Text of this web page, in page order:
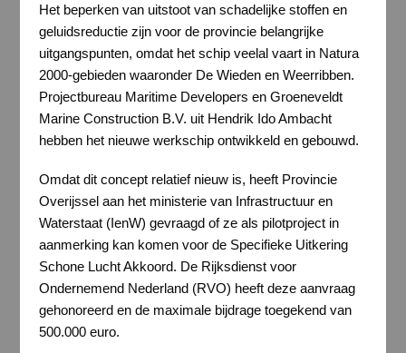
Het beperken van uitstoot van schadelijke stoffen en
geluidsreductie zijn voor de provincie belangrijke
uitgangspunten, omdat het schip veelal vaart in Natura
2000-gebieden waaronder De Wieden en Weerribben.
Projectbureau Maritime Developers en Groeneveldt
Marine Construction B.V. uit Hendrik Ido Ambacht
hebben het nieuwe werkschip ontwikkeld en gebouwd.
Omdat dit concept relatief nieuw is, heeft Provincie
Overijssel aan het ministerie van Infrastructuur en
Waterstaat (IenW) gevraagd of ze als pilotproject in
aanmerking kan komen voor de Specifieke Uitkering
Schone Lucht Akkoord. De Rijksdienst voor
Ondernemend Nederland (RVO) heeft deze aanvraag
gehonoreerd en de maximale bijdrage toegekend van
500.000 euro.